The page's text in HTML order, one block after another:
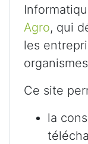
Agro, qui
les
Ce site
la